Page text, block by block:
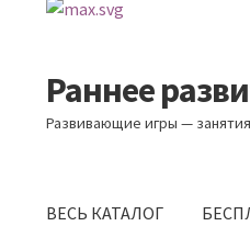
Перейти
к
навигации
Перейти
к
содержимому
Раннее
Развивающие игры —
ВЕСЬ КАТАЛОГ